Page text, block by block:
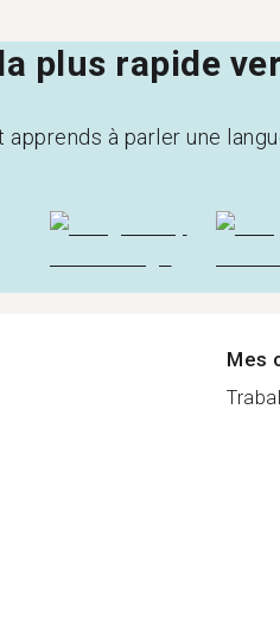
plus rapide
à parler une
Mes